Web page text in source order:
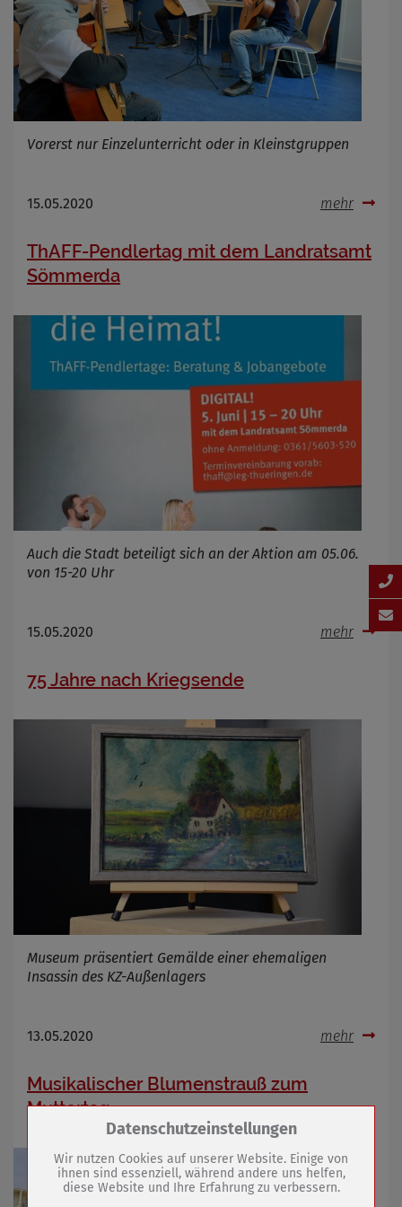
Vorerst nur Einzelunterricht oder in Kleinstgruppen
15.05.2020 mehr
ThAFF-Pendlertag mit dem Landratsamt
Sömmerda
Auch die Stadt beteiligt sich an der Aktion am 05.06.
von 15-20 Uhr
15.05.2020 mehr
75 Jahre nach Kriegsende
Museum präsentiert Gemälde einer ehemaligen
Insassin des KZ-Außenlagers
13.05.2020 mehr
Musikalischer Blumenstrauß zum
Muttertag
Zum Betrieb der Seite notwendige Cookies /
Name
PHP Session Cookie
Datenschutzeinstellungen
Wir nutzen Cookies auf unserer Website. Einige von
ihnen sind essenziell, während andere uns helfen,
diese Website und Ihre Erfahrung zu verbessern.